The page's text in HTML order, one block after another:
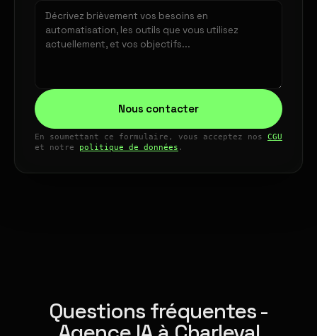
Nous contacter
En soumettant ce formulaire, vous acceptez nos CGU
et notre politique de données .
Questions fréquentes -